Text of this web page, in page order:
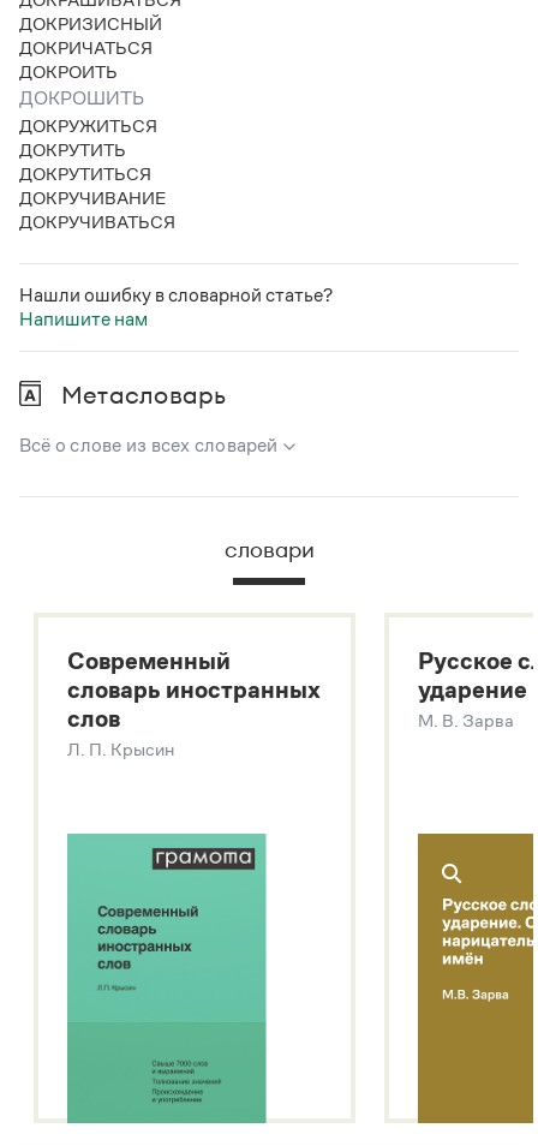
Статьи
Монологи
Интервью
Лекции и подкасты
Рекомендуем
Учебник Грамоты
Скороговорки
Издательство
Словари
Учебники и справочники
ДОКРИЗИСНЫЙ
ДОКРИЧАТЬСЯ
ДОКРОИТЬ
ДОКРОШИТЬ
ДОКРУЖИТЬСЯ
ДОКРУТИТЬ
ДОКРУТИТЬСЯ
ДОКРУЧИВАНИЕ
ДОКРУЧИВАТЬСЯ
Нашли ошибку в словарной статье?
Напишите нам
Метасловарь
Всё о слове из всех словарей
В метасловаре Грамоты в удобном виде собрана вся
Русский орфографический словарь
Большой толковый словарь русских глаголов
Современный словарь иностранных слов
Звук – технология синтеза платформы
SaluteSpeech
словари
Современный
словарь иностранных
слов
Л. П. Крысин
Русское
ударение
М. В. Зарва